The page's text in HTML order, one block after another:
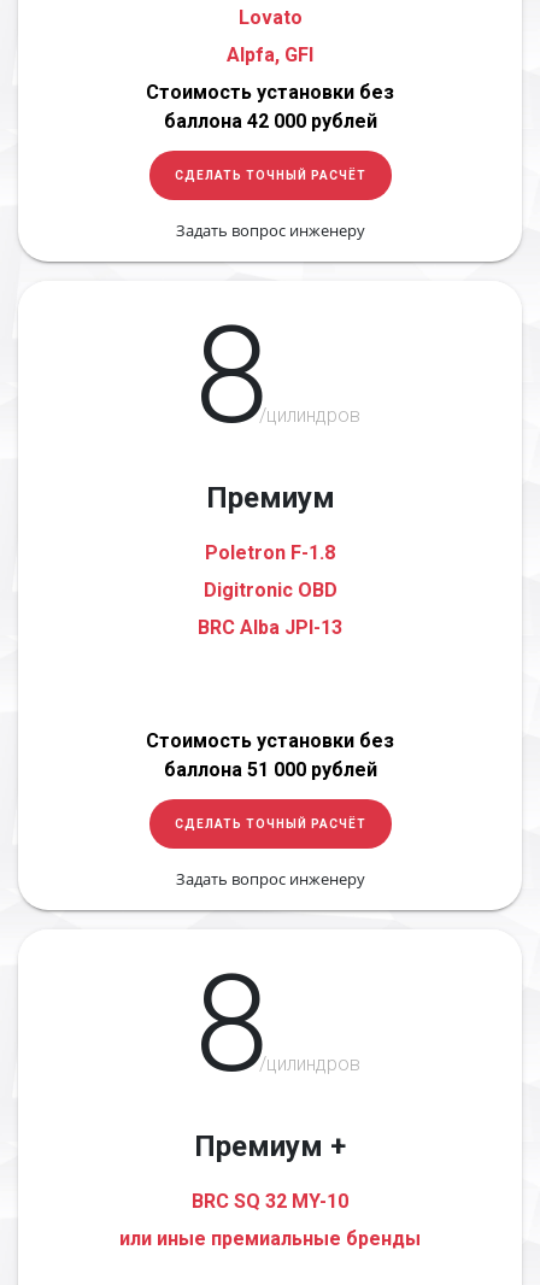
Lovato
Alpfa, GFI
Стоимость установки без
баллона 42 000 рублей
СДЕЛАТЬ ТОЧНЫЙ РАСЧЁТ
Задать вопрос инженеру
8/цилиндров
Премиум
Poletron F-1.8
Digitronic OBD
BRC Alba JPI-13
Стоимость установки без
баллона 51 000 рублей
СДЕЛАТЬ ТОЧНЫЙ РАСЧЁТ
Задать вопрос инженеру
8/цилиндров
Премиум +
BRC SQ 32 MY-10
или иные премиальные бренды